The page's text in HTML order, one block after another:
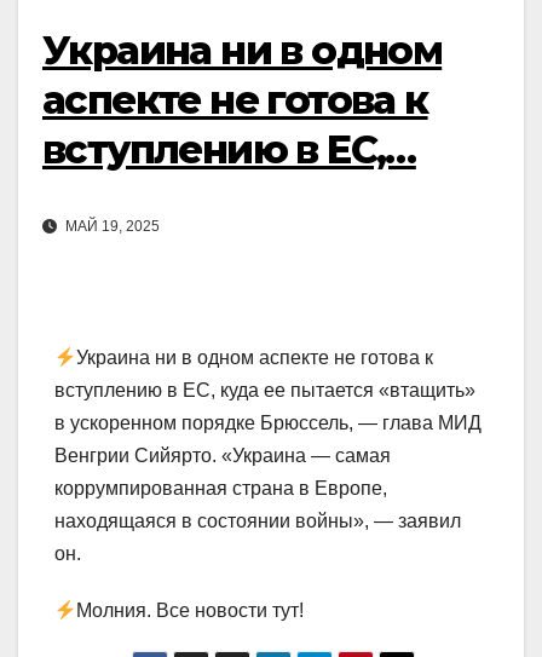
Украина ни в одном
аспекте не готова к
вступлению в ЕС,…
МАЙ 19, 2025
Украина ни в одном аспекте не готова к
вступлению в ЕС, куда ее пытается «втащить»
в ускоренном порядке Брюссель, — глава МИД
Венгрии Сийярто. «Украина — самая
коррумпированная страна в Европе,
находящаяся в состоянии войны», — заявил
он.
Молния. Все новости тут!